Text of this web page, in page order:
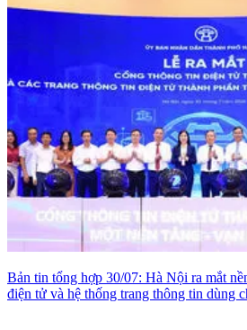
Bản tin tổng hợp 30/07: Hà Nội ra mắt
điện tử và hệ thống trang thông tin dùng